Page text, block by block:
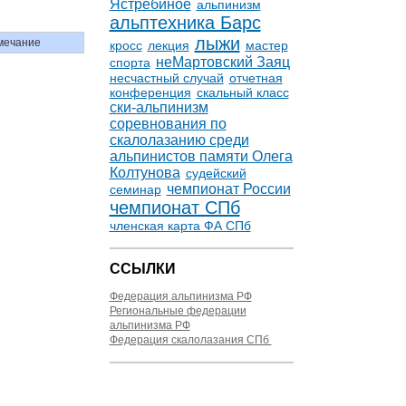
Ястребиное альпинизм
альптехника Барс
кросс лекция лыжи мастер
спорта неМартовский Заяц
несчастный случай отчетная
конференция скальный класс
ски-альпинизм
соревнования по
скалолазанию среди
альпинистов памяти Олега
Колтунова судейский
семинар чемпионат России
чемпионат СПб
членская карта ФА СПб
ССЫЛКИ
Федерация альпинизма РФ
Региональные федерации
альпинизма РФ
Федерация скалолазания СПб